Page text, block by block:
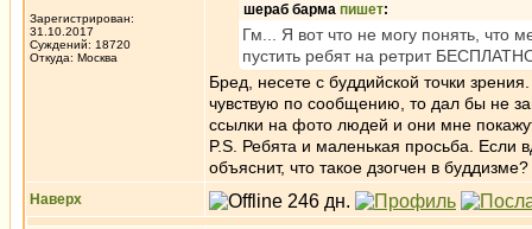
Зарегистрирован:
31.10.2017
Суждений: 18720
Откуда: Москва
шераб барма пишет:
Гм... Я вот что не могу понять, что
пустить ребят на ретрит
Бред, несете с буддийской точки
чувствую по сообщению, то дал бы не
ссылки на фото людей и они мне
P.S. Ребята и маленькая просьба. Если
объяснит, что такое дзогчен в буддизме?
Наверх